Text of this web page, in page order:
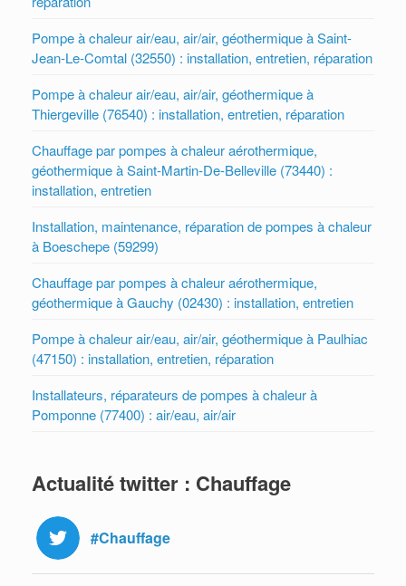
Pompe à chaleur air/eau, air/air, géothermique à Saint-
Jean-Le-Comtal (32550) : installation, entretien, réparation
Pompe à chaleur air/eau, air/air, géothermique à
Thiergeville (76540) : installation, entretien, réparation
Chauffage par pompes à chaleur aérothermique,
géothermique à Saint-Martin-De-Belleville (73440) :
installation, entretien
Installation, maintenance, réparation de pompes à chaleur
à Boeschepe (59299)
Chauffage par pompes à chaleur aérothermique,
géothermique à Gauchy (02430) : installation, entretien
Pompe à chaleur air/eau, air/air, géothermique à Paulhiac
(47150) : installation, entretien, réparation
Installateurs, réparateurs de pompes à chaleur à
Pomponne (77400) : air/eau, air/air
Actualité twitter : Chauffage
#Chauffage